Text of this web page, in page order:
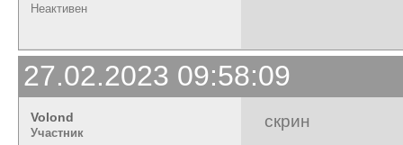
Неактивен
27.02.2023 09:58:09
Volond
Участник
скрин